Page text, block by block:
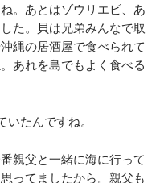
。あとはゾウリエビ、あ
た。貝は兄弟みんなで取
縄の居酒屋で食べられて
あれを島でもよく食べる
たんですね。
親父と一緒に海に行って
ってましたから。親父も